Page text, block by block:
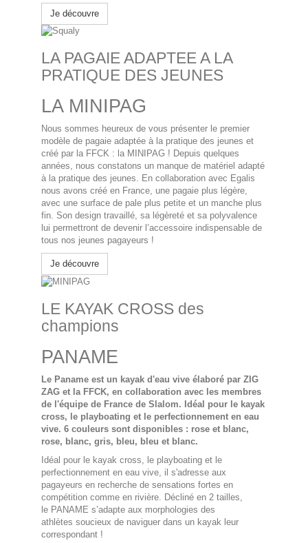
Je découvre
LA PAGAIE ADAPTEE A LA
PRATIQUE DES JEUNES
LA MINIPAG
Nous sommes heureux de vous présenter le premier
modèle de pagaie adaptée à la pratique des jeunes et
créé par la FFCK : la MINIPAG ! Depuis quelques
années, nous constatons un manque de matériel adapté
à la pratique des jeunes. En collaboration avec Egalis
nous avons créé en France, une pagaie plus légère,
avec une surface de pale plus petite et un manche plus
fin. Son design travaillé, sa légèreté et sa polyvalence
lui permettront de devenir l’accessoire indispensable de
tous nos jeunes pagayeurs !
Je découvre
LE KAYAK CROSS des
champions
PANAME
Le Paname est un kayak d'eau vive élaboré par ZIG
ZAG et la FFCK, en collaboration avec les membres
de l'équipe de France de Slalom. Idéal pour le kayak
cross, le playboating et le perfectionnement en eau
vive. 6 couleurs sont disponibles : rose et blanc,
rose, blanc, gris, bleu, bleu et blanc.
Idéal pour le kayak cross, le playboating et le
perfectionnement en eau vive, il s'adresse aux
pagayeurs en recherche de sensations fortes en
compétition comme en rivière. Décliné en 2 tailles,
le PANAME s’adapte aux morphologies des
athlètes soucieux de naviguer dans un kayak leur
correspondant !